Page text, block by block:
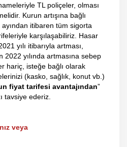
TL poliçeler, olması
Kurun artışına bağlı
ayından itibaren tüm sigorta
karşılaşabiliriz. Hasar
yılı itibarıyla artması,
yılında artmasına sebep
hariç, isteğe bağlı olarak
(kasko, sağlık, konut vb.)
fiyat tarifesi avantajından”
tavsiye ederiz.
veya